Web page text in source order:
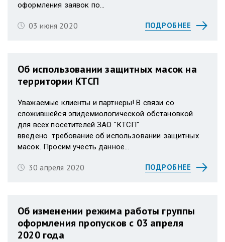
оформления заявок по...
03 июня 2020 ПОДРОБНЕЕ
Об использовании защитных масок на
территории КТСП
Уважаемые клиенты и партнеры! В связи со
сложившейся эпидемиологической обстановкой
для всех посетителей ЗАО "КТСП"
введено требование об использовании защитных
масок. Просим учесть данное...
30 апреля 2020 ПОДРОБНЕЕ
Об изменении режима работы группы
оформления пропусков с 03 апреля
2020 года